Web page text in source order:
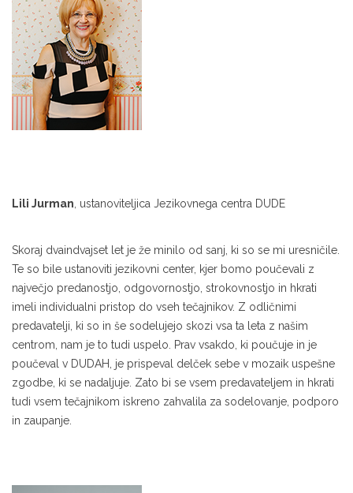
Lili Jurman ustanoviteljica Jezikovnega centra DUDE
Skoraj dvaindvajset let je že minilo od sanj, ki so se mi uresničile.
Te so bile ustanoviti jezikovni center, kjer bomo poučevali z
največjo predanostjo, odgovornostjo, strokovnostjo in hkrati
imeli individualni pristop do vseh tečajnikov. Z odličnimi
predavatelji, ki so in še sodelujejo skozi vsa ta leta z našim
centrom, nam je to tudi uspelo. Prav vsakdo, ki poučuje in je
poučeval v DUDAH, je prispeval delček sebe v mozaik uspešne
zgodbe, ki se nadaljuje. Zato bi se vsem predavateljem in hkrati
tudi vsem tečajnikom iskreno zahvalila za sodelovanje, podporo
in zaupanje.